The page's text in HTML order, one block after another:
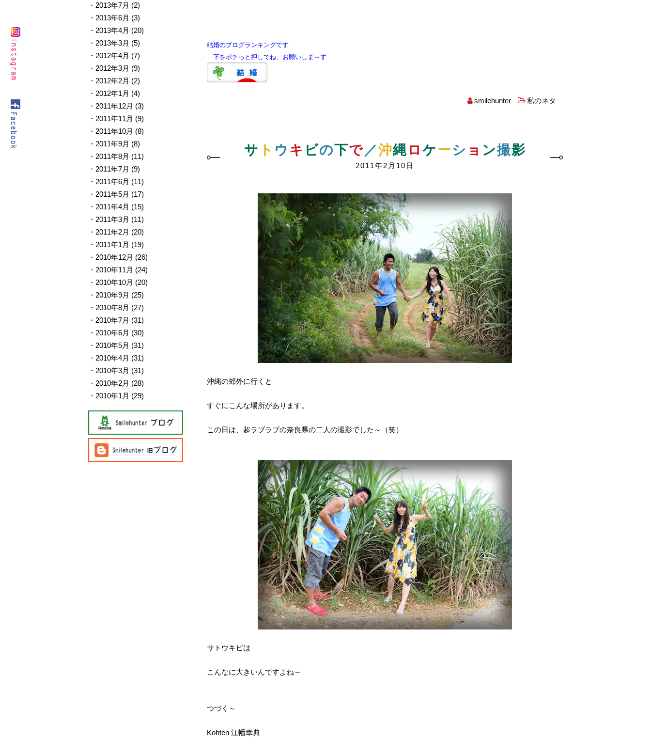
結婚のブログランキングです
下をポチっと押してね、お願いしま～す
smilehunter 私のネタ
サ ト ウ キ ビの下で／沖縄 ロ ケーシ ョ ン撮影
2011年2月10日
沖縄の郊外に行くと
すぐにこんな場所があります。
この日は、超ラブラブの奈良県の二人の撮影でした～（笑）
サトウキビは
こんなに大きいんですよね～
つづく～
Kohten 江幡幸典
2013年7月 (2)
2013年6月 (3)
2013年4月 (20)
2013年3月 (5)
2012年4月 (7)
2012年3月 (9)
2012年2月 (2)
2012年1月 (4)
2011年12月 (3)
2011年11月 (9)
2011年10月 (8)
2011年9月 (8)
2011年8月 (11)
2011年7月 (9)
2011年6月 (11)
2011年5月 (17)
2011年4月 (15)
2011年3月 (11)
2011年2月 (20)
2011年1月 (19)
2010年12月 (26)
2010年11月 (24)
2010年10月 (20)
2010年9月 (25)
2010年8月 (27)
2010年7月 (31)
2010年6月 (30)
2010年5月 (31)
2010年4月 (31)
2010年3月 (31)
2010年2月 (28)
2010年1月 (29)